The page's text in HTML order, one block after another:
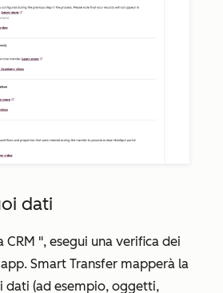
dati
CRM ", esegui una verifica dei
Smart Transfer mapperà la
dati (ad esempio, oggetti,